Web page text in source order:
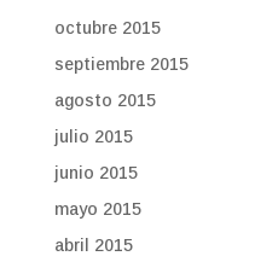
octubre 2015
septiembre 2015
agosto 2015
julio 2015
junio 2015
mayo 2015
abril 2015